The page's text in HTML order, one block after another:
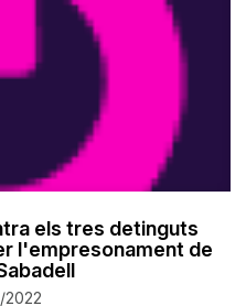
els tres detinguts
l'empresonament de